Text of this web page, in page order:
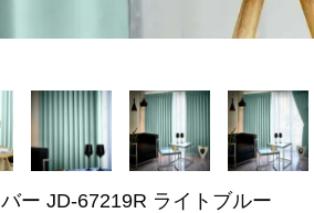
ー JD-67219R ライトブルー